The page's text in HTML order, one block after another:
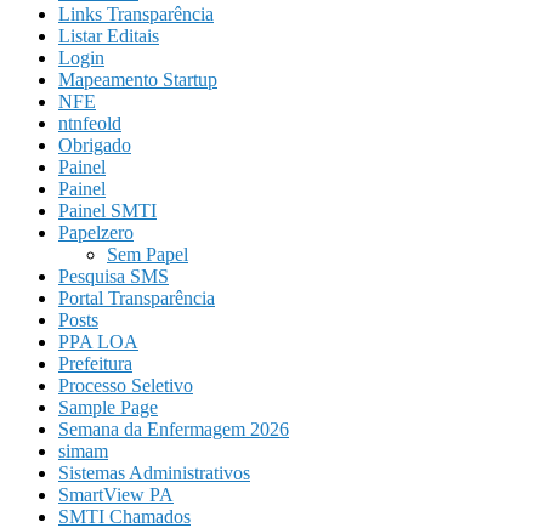
Links Transparência
Listar Editais
Login
Mapeamento Startup
NFE
ntnfeold
Obrigado
Painel
Painel
Painel SMTI
Papelzero
Sem Papel
Pesquisa SMS
Portal Transparência
Posts
PPA LOA
Prefeitura
Processo Seletivo
Sample Page
Semana da Enfermagem 2026
simam
Sistemas Administrativos
SmartView PA
SMTI Chamados